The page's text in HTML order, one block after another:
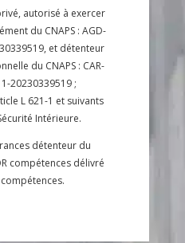
autorisé à exercer
du CNAPS : AGD-
et détenteur
du CNAPS : CAR-
20230339519 ;
L 621-1 et suivants
Intérieure.
détenteur du
compétences délivré